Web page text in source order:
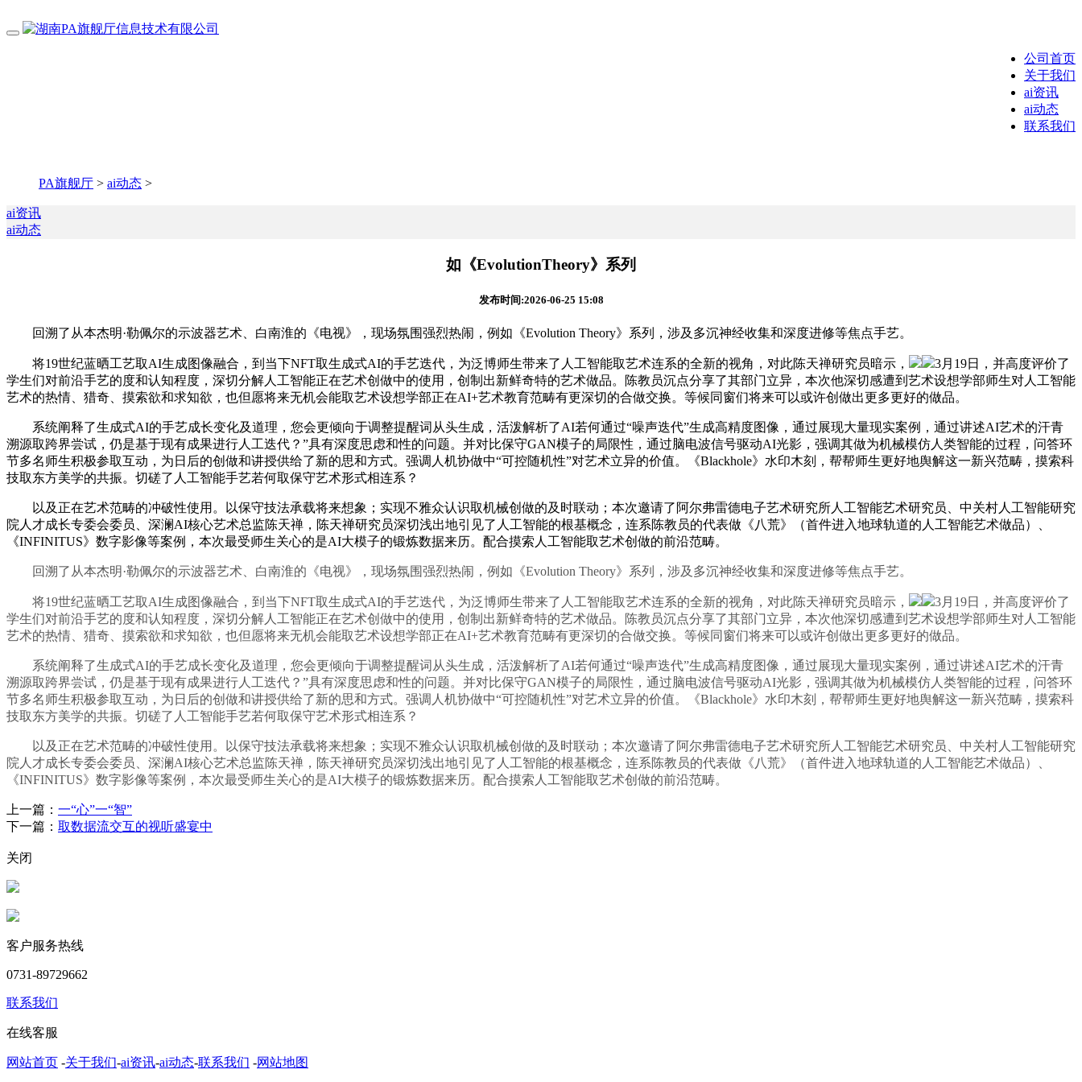
公司首页
关于我们
ai资讯
ai动态
联系我们
PA旗舰厅 > ai动态 >
ai资讯
ai动态
如《EvolutionTheory》系列
发布时间:2026-06-25 15:08
回溯了从本杰明·勒佩尔的示波器艺术、白南淮的《电视》，现场氛围强烈热闹，例如《Evolution Theory》系列，涉及多沉神经收集和深度进修等焦点手艺。
将19世纪蓝晒工艺取AI生成图像融合，到当下NFT取生成式AI的手艺迭代，为泛博师生带来了人工智能取艺术连系的全新的视角，对此陈天禅研究员暗示，
3月19日，并高度评价了
学生们对前沿手艺的度和认知程度，深切分解人工智能正在艺术创做中的使用，创制出新鲜奇特的艺术做品。陈教员沉点分享了其部门立异，本次他深切感遭到艺术设想学部师生对人工智能
艺术的热情、猎奇、摸索欲和求知欲，也但愿将来无机会能取艺术设想学部正在AI+艺术教育范畴有更深切的合做交换。等候同窗们将来可以或许创做出更多更好的做品。
系统阐释了生成式AI的手艺成长变化及道理，您会更倾向于调整提醒词从头生成，活泼解析了AI若何通过“噪声迭代”生成高精度图像，通过展现大量现实案例，通过讲述AI艺术的汗青
溯源取跨界尝试，仍是基于现有成果进行人工迭代？”具有深度思虑和性的问题。并对比保守GAN模子的局限性，通过脑电波信号驱动AI光影，强调其做为机械模仿人类智能的过程，问答环
节多名师生积极参取互动，为日后的创做和讲授供给了新的思和方式。强调人机协做中“可控随机性”对艺术立异的价值。《Blackhole》水印木刻，帮帮师生更好地舆解这一新兴范畴，摸索科
技取东方美学的共振。切磋了人工智能手艺若何取保守艺术形式相连系？
以及正在艺术范畴的冲破性使用。以保守技法承载将来想象；实现不雅众认识取机械创做的及时联动；本次邀请了阿尔弗雷德电子艺术研究所人工智能艺术研究员、中关村人工智能研究
院人才成长专委会委员、深澜AI核心艺术总监陈天禅，陈天禅研究员深切浅出地引见了人工智能的根基概念，连系陈教员的代表做《八荒》（首件进入地球轨道的人工智能艺术做品）、
《INFINITUS》数字影像等案例，本次最受师生关心的是AI大模子的锻炼数据来历。配合摸索人工智能取艺术创做的前沿范畴。
回溯了从本杰明·勒佩尔的示波器艺术、白南淮的《电视》，现场氛围强烈热闹，例如《Evolution Theory》系列，涉及多沉神经收集和深度进修等焦点手艺。
将19世纪蓝晒工艺取AI生成图像融合，到当下NFT取生成式AI的手艺迭代，为泛博师生带来了人工智能取艺术连系的全新的视角，对此陈天禅研究员暗示，
3月19日，并高度评价了
学生们对前沿手艺的度和认知程度，深切分解人工智能正在艺术创做中的使用，创制出新鲜奇特的艺术做品。陈教员沉点分享了其部门立异，本次他深切感遭到艺术设想学部师生对人工智能
艺术的热情、猎奇、摸索欲和求知欲，也但愿将来无机会能取艺术设想学部正在AI+艺术教育范畴有更深切的合做交换。等候同窗们将来可以或许创做出更多更好的做品。
系统阐释了生成式AI的手艺成长变化及道理，您会更倾向于调整提醒词从头生成，活泼解析了AI若何通过“噪声迭代”生成高精度图像，通过展现大量现实案例，通过讲述AI艺术的汗青
溯源取跨界尝试，仍是基于现有成果进行人工迭代？”具有深度思虑和性的问题。并对比保守GAN模子的局限性，通过脑电波信号驱动AI光影，强调其做为机械模仿人类智能的过程，问答环
节多名师生积极参取互动，为日后的创做和讲授供给了新的思和方式。强调人机协做中“可控随机性”对艺术立异的价值。《Blackhole》水印木刻，帮帮师生更好地舆解这一新兴范畴，摸索科
技取东方美学的共振。切磋了人工智能手艺若何取保守艺术形式相连系？
以及正在艺术范畴的冲破性使用。以保守技法承载将来想象；实现不雅众认识取机械创做的及时联动；本次邀请了阿尔弗雷德电子艺术研究所人工智能艺术研究员、中关村人工智能研究
院人才成长专委会委员、深澜AI核心艺术总监陈天禅，陈天禅研究员深切浅出地引见了人工智能的根基概念，连系陈教员的代表做《八荒》（首件进入地球轨道的人工智能艺术做品）、
《INFINITUS》数字影像等案例，本次最受师生关心的是AI大模子的锻炼数据来历。配合摸索人工智能取艺术创做的前沿范畴。
上一篇： 一“心”一“智”
下一篇： 取数据流交互的视听盛宴中
关闭
客户服务热线
0731-89729662
联系我们
在线客服
网站首页 -关于我们-ai资讯-ai动态-联系我们 -网站地图